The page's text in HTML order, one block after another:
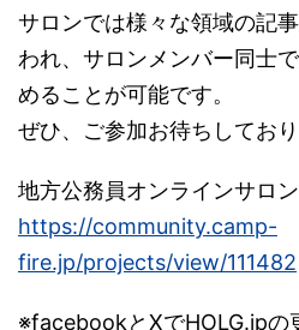
サロンでは様々な領域の記
われ、サロンメンバー同士
めることが可能です。
ぜひ、ご参加お待ちしており
地方公務員オンラインサロン
https://community.camp-
fire.jp/projects/view/111482
※facebookとXでHOLG.jpの